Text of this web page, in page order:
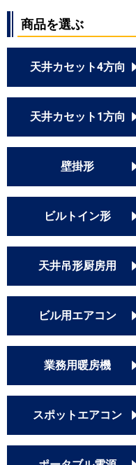
商品を選ぶ
天井カセット4方向
天井カセット1方向
壁掛形
ビルトイン形
天井吊形厨房用
ビル用エアコン
業務用暖房機
スポットエアコン